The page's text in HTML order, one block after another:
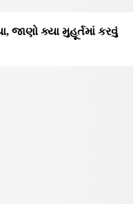
જાણો ક્યા મુહૂર્તમાં કરવું